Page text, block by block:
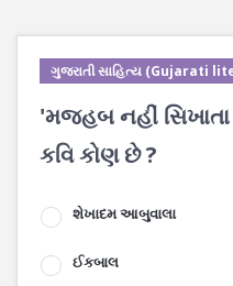
ગુજરાતી સાહિત્ય (Gujarati
'મજહબ નહીં
કવિ કોણ છે ?
શેખાદમ આબુવાલા
ઈકબાલ